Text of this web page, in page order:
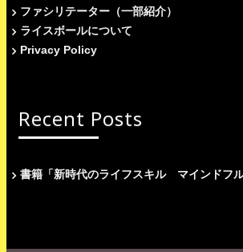
ファシリテーター（一部紹介）
ライスボールについて
Privacy Policy
Recent Posts
書籍「新時代のライフスキル マインドフル